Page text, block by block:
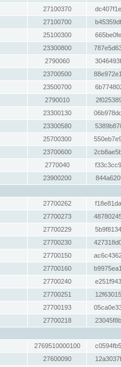
27100370
27100700
25100300
23300800
2790060
23700500
23500700
2790010
23300130
23300580
25700300
23700600
2770040
23900200
27700262
27700273
27700229
27700230
27700150
27700160
27700240
27700251
27700193
27700218
2769510000100
27600090